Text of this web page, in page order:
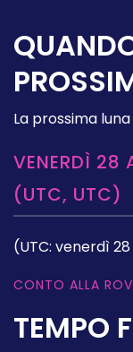
La prossima
VENERDÌ 28
(UTC, UTC)
(UTC: venerdì
CONTO ALLA
TEMPO